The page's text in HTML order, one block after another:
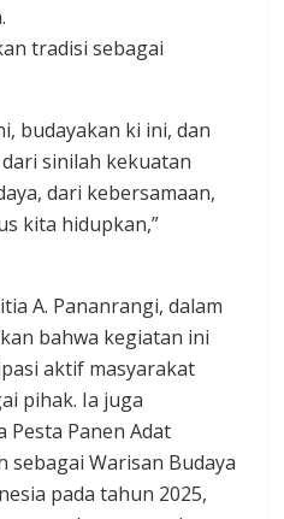
tradisi sebagai
budayakan ki ini, dan
sinilah kekuatan
dari kebersamaan,
kita hidupkan,”
A. Pananrangi, dalam
bahwa kegiatan ini
aktif masyarakat
pihak. Ia juga
Panen Adat
sebagai Warisan Budaya
pada tahun 2025,